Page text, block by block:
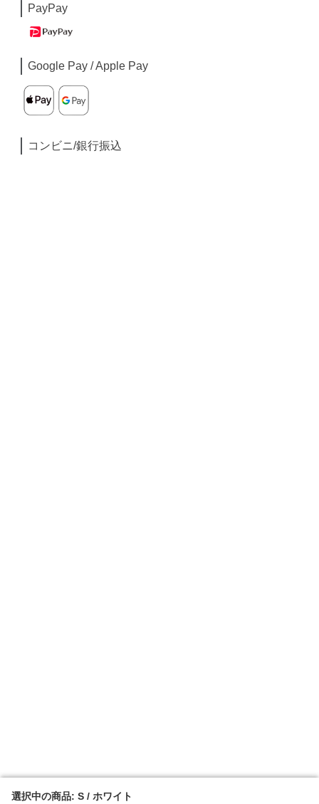
選択中の商品: S / ホワイト
選択中の商品: S / ホワイト
PayPay
Google Pay / Apple Pay
コンビニ/銀行振込